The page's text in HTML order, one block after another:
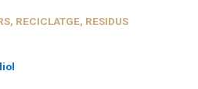
, RECICLATGE, RESIDUS